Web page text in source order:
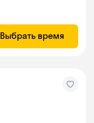
Выбрать время